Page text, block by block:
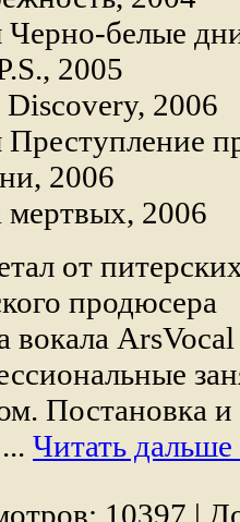
Черно-белые
2005
Discovery, 2006
Преступление
2006
мертвых, 2006
от
продюсера
вокала ArsVocal
Постановка и
... Читать дальше
10397 |